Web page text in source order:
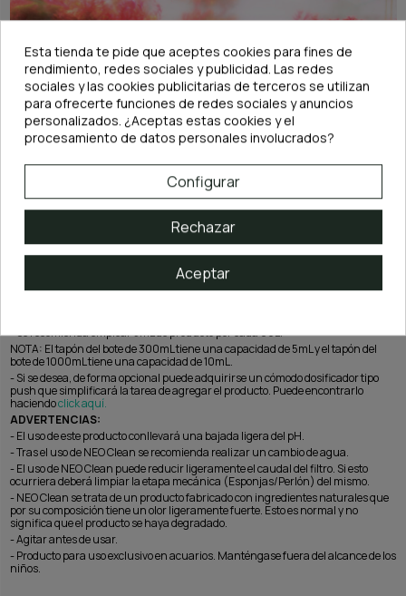
- Se recomienda emplear 5mL de producto por cada 80L.
NOTA: El tapón del bote de 300mL tiene una capacidad de 5mL y el tapón del
bote de 1000mL tiene una capacidad de 10mL.
- Si se desea, de forma opcional puede adquirirse un cómodo dosificador tipo
push que simplificará la tarea de agregar el producto. Puede encontrarlo
haciendoclick aquí.
ADVERTENCIAS:
- El uso de este producto conllevará una bajada ligera del pH.
- Tras el uso de NEO Clean se recomienda realizar un cambio de agua.
- El uso de NEO Clean puede reducir ligeramente el caudal del filtro. Si esto
ocurriera deberá limpiar la etapa mecánica (Esponjas/Perlón) del mismo.
- NEO Clean se trata de un producto fabricado con ingredientes naturales que
por su composición tiene un olor ligeramente fuerte. Esto es normal y no
significa que el producto se haya degradado.
- Agitar antes de usar.
- Producto para uso exclusivo en acuarios. Manténgase fuera del alcance de los
niños.
Esta tienda te pide que aceptes cookies para fines de
rendimiento, redes sociales y publicidad. Las redes
sociales y las cookies publicitarias de terceros se utilizan
para ofrecerte funciones de redes sociales y anuncios
personalizados. ¿Aceptas estas cookies y el
procesamiento de datos personales involucrados?
Configurar
Rechazar
Aceptar